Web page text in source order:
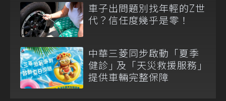
車子出問題別找年輕的Z世
代？信任度幾乎是零！
中華三菱同步啟動「夏季
健診｣ 及「天災救援服務｣
提供車輛完整保障